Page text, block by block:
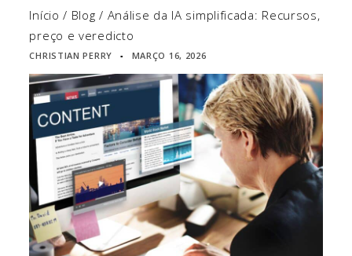
Início / Blog / Análise da IA simplificada: Recursos,
preço e veredicto
CHRISTIAN PERRY ▪ MARÇO 16, 2026